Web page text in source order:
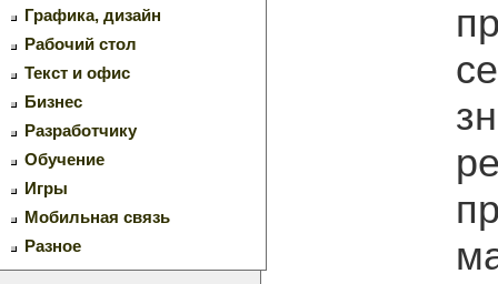
Графика, дизайн
Рабочий стол
Текст и офис
Бизнес
Разработчику
Обучение
Игры
Мобильная связь
Разное